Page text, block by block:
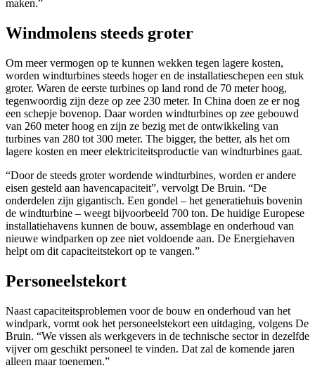
maken.”
Windmolens steeds groter
Om meer vermogen op te kunnen wekken tegen lagere kosten,
worden windturbines steeds hoger en de installatieschepen een stuk
groter. Waren de eerste turbines op land rond de 70 meter hoog,
tegenwoordig zijn deze op zee 230 meter. In China doen ze er nog
een schepje bovenop. Daar worden windturbines op zee gebouwd
van 260 meter hoog en zijn ze bezig met de ontwikkeling van
turbines van 280 tot 300 meter. The bigger, the better, als het om
lagere kosten en meer elektriciteitsproductie van windturbines gaat.
“Door de steeds groter wordende windturbines, worden er andere
eisen gesteld aan havencapaciteit”, vervolgt De Bruin. “De
onderdelen zijn gigantisch. Een gondel – het generatiehuis bovenin
de windturbine – weegt bijvoorbeeld 700 ton. De huidige Europese
installatiehavens kunnen de bouw, assemblage en onderhoud van
nieuwe windparken op zee niet voldoende aan. De Energiehaven
helpt om dit capaciteitstekort op te vangen.”
Personeelstekort
Naast capaciteitsproblemen voor de bouw en onderhoud van het
windpark, vormt ook het personeelstekort een uitdaging, volgens De
Bruin. “We vissen als werkgevers in de technische sector in dezelfde
vijver om geschikt personeel te vinden. Dat zal de komende jaren
alleen maar toenemen.”